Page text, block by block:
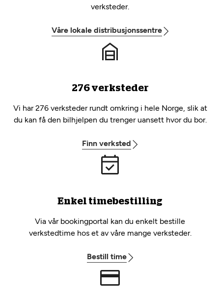
verksteder.
Våre lokale distribusjonssentre
276 verksteder
Vi har 276 verksteder rundt omkring i hele Norge, slik at
du kan få den bilhjelpen du trenger uansett hvor du bor.
Finn verksted
Enkel timebestilling
Via vår bookingportal kan du enkelt bestille
verkstedtime hos et av våre mange verksteder.
Bestill time